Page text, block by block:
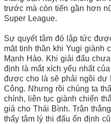
trước mà còn tiến gần hơn
Super League.
Sự quyết tâm đó lập tức
mặt tinh thần khi Yugi giành
Mạnh Hào. Khi giải đấu
định là mắt xích yếu nhất
được cho là sẽ phải ngồi dự
Công. Nhưng rồi chúng ta
chính, liên tục giành chiến
giá cho Thái Bình. Trận
thấy tâm lý thi đấu ổn định